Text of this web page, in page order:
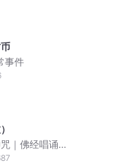
事件
｜佛经唱诵